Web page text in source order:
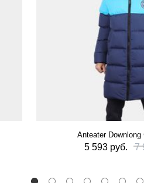
Anteater Downlong
5 593 руб. 7